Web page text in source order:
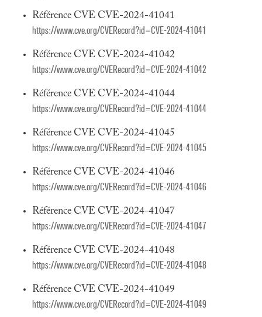
Référence CVE CVE-2024-41041
https://www.cve.org/CVERecord?id=CVE-2024-41041
Référence CVE CVE-2024-41042
https://www.cve.org/CVERecord?id=CVE-2024-41042
Référence CVE CVE-2024-41044
https://www.cve.org/CVERecord?id=CVE-2024-41044
Référence CVE CVE-2024-41045
https://www.cve.org/CVERecord?id=CVE-2024-41045
Référence CVE CVE-2024-41046
https://www.cve.org/CVERecord?id=CVE-2024-41046
Référence CVE CVE-2024-41047
https://www.cve.org/CVERecord?id=CVE-2024-41047
Référence CVE CVE-2024-41048
https://www.cve.org/CVERecord?id=CVE-2024-41048
Référence CVE CVE-2024-41049
https://www.cve.org/CVERecord?id=CVE-2024-41049